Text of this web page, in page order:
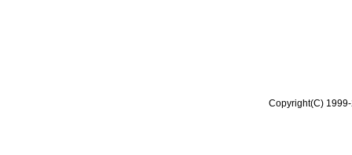
Copyright(C)